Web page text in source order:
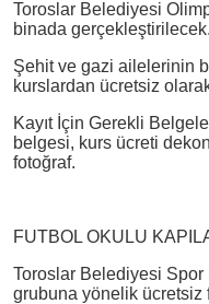
Toroslar Belediyesi
binada gerçekleştirilecek.
Şehit ve gazi ailelerinin
kurslardan ücretsiz
Kayıt İçin Gerekli
belgesi, kurs ücreti
fotoğraf.
FUTBOL OKULU
Toroslar Belediyesi Spor
grubuna yönelik ücretsiz